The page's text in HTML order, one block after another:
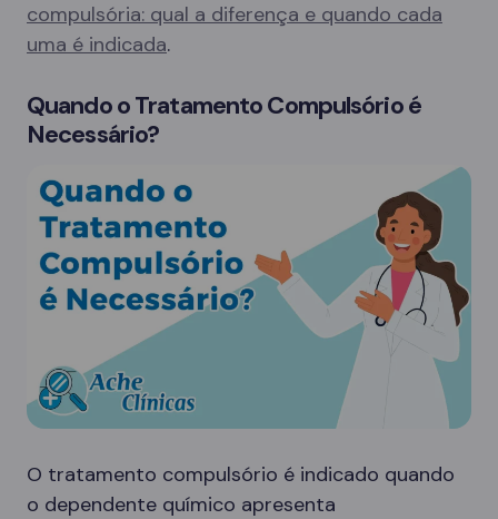
compulsória: qual a diferença e quando cada
uma é indicada.
Quando o Tratamento Compulsório é
Necessário?
O tratamento compulsório é indicado quando
o dependente químico apresenta